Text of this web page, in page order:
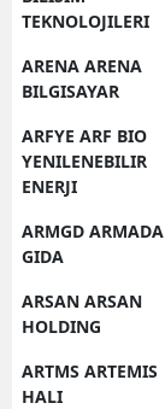
TEKNOLOJILERI
ARENA ARENA
BILGISAYAR
ARFYE ARF BIO
YENILENEBILIR
ENERJI
ARMGD ARMADA
GIDA
ARSAN ARSAN
HOLDING
ARTMS ARTEMIS
HALI